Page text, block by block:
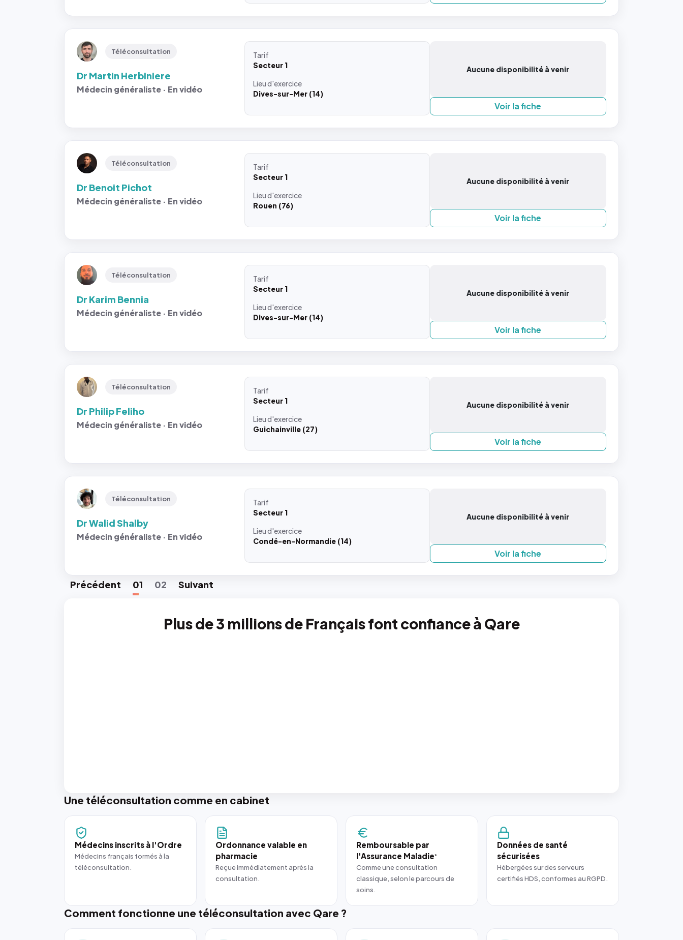
Téléconsultation
Dr Martin Herbiniere
Médecin généraliste · En vidéo
Tarif
Secteur 1
Lieud'exercice
Dives-sur-Mer (14)
Aucune disponibilité à venir
Voir la fiche
Téléconsultation
Dr Benoit Pichot
Médecin généraliste · En vidéo
Tarif
Secteur 1
Lieud'exercice
Rouen (76)
Aucune disponibilité à venir
Voir la fiche
Téléconsultation
Dr Karim Bennia
Médecin généraliste · En vidéo
Tarif
Secteur 1
Lieud'exercice
Dives-sur-Mer (14)
Aucune disponibilité à venir
Voir la fiche
Téléconsultation
Dr Philip Feliho
Médecin généraliste · En vidéo
Tarif
Secteur 1
Lieud'exercice
Guichainville (27)
Aucune disponibilité à venir
Voir la fiche
Téléconsultation
Dr Walid Shalby
Médecin généraliste · En vidéo
Tarif
Secteur 1
Lieud'exercice
Condé-en-Normandie (14)
Aucune disponibilité à venir
Voir la fiche
Précédent 01 02 Suivant
Plus de 3 millions de Français font confiance à Qare
Une téléconsultation comme en cabinet
Médecins inscrits à l'Ordre
Médecins français formés à la
téléconsultation.
Ordonnance valable en
pharmacie
Reçue immédiatement après la
consultation.
Remboursable par
l'Assurance Maladie*
Comme une consultation
classique, selon le parcours de
soins.
Données de santé
sécurisées
Hébergées sur des serveurs
certifiés HDS, conformes au RGPD.
Comment fonctionne une téléconsultation avec Qare ?